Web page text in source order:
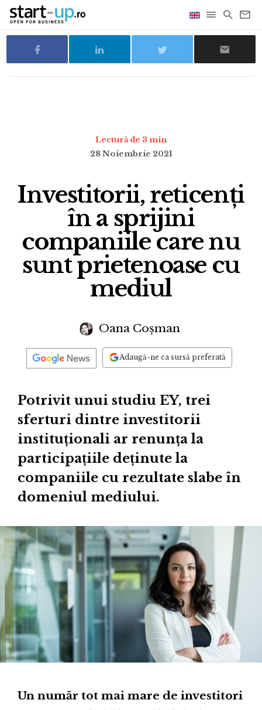
Lectură de 3 min
28 Noiembrie 2021
Investitorii, reticenți
în a sprijini
companiile care nu
sunt prietenoase cu
mediul
Oana Coșman
Adaugă-ne ca sursă preferată
Potrivit unui studiu EY, trei
sferturi dintre investitorii
instituționali ar renunța la
participațiile deținute la
companiile cu rezultate slabe în
domeniul mediului.
Un număr tot mai mare de investitori